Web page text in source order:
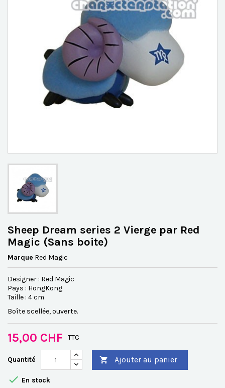
Sheep Dream series 2 Vierge par Red
Magic (Sans boite)
Marque Red Magic
Designer : Red Magic
Pays : HongKong
Taille : 4 cm
Boîte scellée, ouverte.
15,00 CHF TTC
Quantité  Ajouter au panier
 En stock